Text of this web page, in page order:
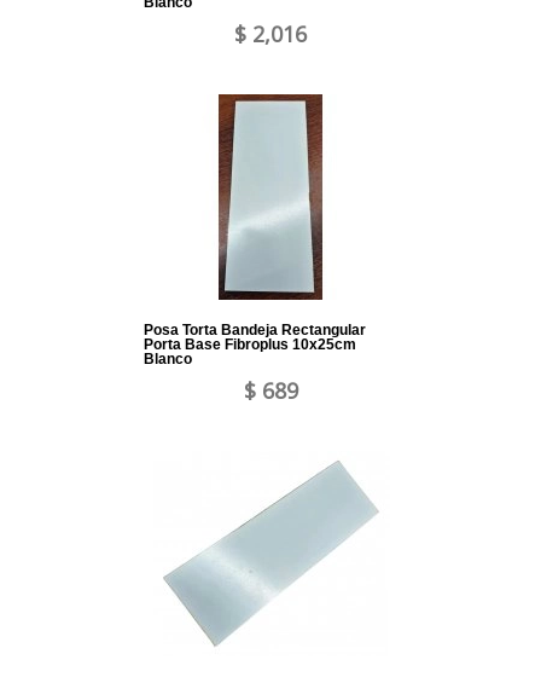
$ 2,016
Posa Torta Bandeja Rectangular
Porta Base Fibroplus 10x25cm
Blanco
$ 689